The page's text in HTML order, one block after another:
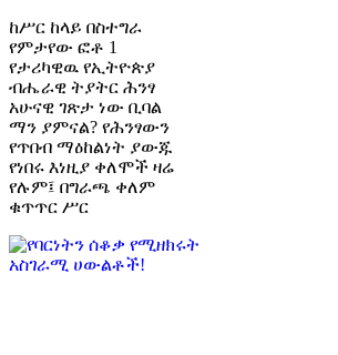
ከሥር ከላይ በስተግራ
የምታየው ፎቶ 1
የታሪካዊዉ የኢትዮጵያ
ብሔራዊ ትያትር ሕንፃ
አሁናዊ ገጽታ ነው ቢባል
ማን ያምናል? የሕንፃውን
የጥበብ ማዕከልነት ያውጁ
የነበሩ እነዚያ ቀለሞች ዛሬ
የሉም፤ በግራጫ ቀለም
ቁጥጥር ሥር